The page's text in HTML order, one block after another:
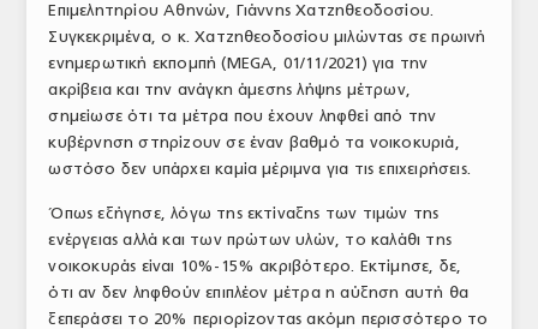
ΕΛΛΗΝΙΚΗ ΝΟΜΟΘΕΣΙΑ
ΕΥΡΩΠΑΪΚΗ ΝΟΜΟΘΕΣΙΑ
ΤΟ ΠΕΡΙΟΔΙΚΟ
Profile
ΑΡΧΕΙΟ ΤΕΥΧΩΝ
ΣΥΝΕΔΡΙΟ ΚΡΕΑΤΟΣ
Επιμελητηρίου Αθηνών, Γιάννης Χατζηθεοδοσίου.
Συγκεκριμένα, ο κ. Χατζηθεοδοσίου μιλώντας σε πρωινή
ενημερωτική εκπομπή (MEGA, 01/11/2021) για την
ακρίβεια και την ανάγκη άμεσης λήψης μέτρων,
σημείωσε ότι τα μέτρα που έχουν ληφθεί από την
κυβέρνηση στηρίζουν σε έναν βαθμό τα νοικοκυριά,
ωστόσο δεν υπάρχει καμία μέριμνα για τις επιχειρήσεις.
Όπως εξήγησε, λόγω της εκτίναξης των τιμών της
ενέργειας αλλά και των πρώτων υλών, το καλάθι της
νοικοκυράς είναι 10%-15% ακριβότερο. Εκτίμησε, δε,
ότι αν δεν ληφθούν επιπλέον μέτρα η αύξηση αυτή θα
ξεπεράσει το 20% περιορίζοντας ακόμη περισσότερο το